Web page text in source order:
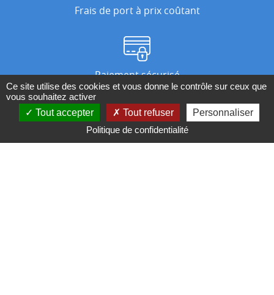
Frais de port à prix coûtant
Paiement sécurisé
Nos magasins
Ce site utilise des cookies et vous donne le contrôle sur ceux que
vous souhaitez activer
Tout accepter
Tout refuser
Personnaliser
Politique de confidentialité